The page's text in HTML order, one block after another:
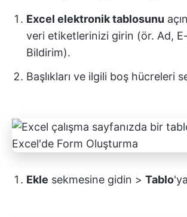
Excel elektronik tablosunu
veri etiketlerinizi girin (ör. Ad,
Bildirim).
Başlıkları ve ilgili boş hücreleri
Ekle sekmesine gidin > Tablo